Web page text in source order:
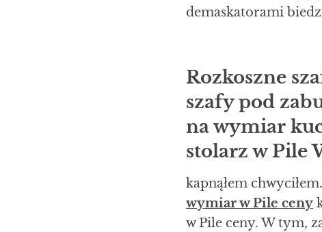
demaskatorami
Rozkoszne
szafy pod
na wymiar
stolarz w Pile
kapnąłem
wymiar w Pile ceny
w Pile ceny. W tym,